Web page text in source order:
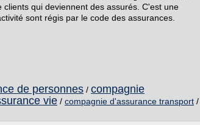
qui deviennent des assurés. C'est une
sont régis par le code des assurances.
de personnes / compagnie
vie / compagnie d'assurance transport /